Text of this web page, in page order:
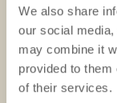
We also share
our social
may combine it
provided to them
of their services.